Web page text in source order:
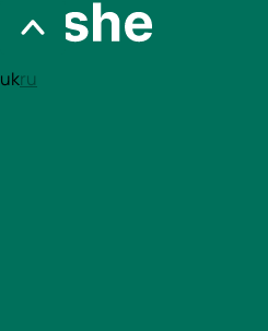
ukru